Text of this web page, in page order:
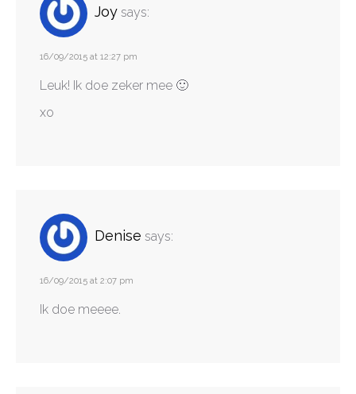
Joy says:
16/09/2015 at 12:27 pm
Leuk! Ik doe zeker mee 🙂
xo
Denise says:
16/09/2015 at 2:07 pm
Ik doe meeee.